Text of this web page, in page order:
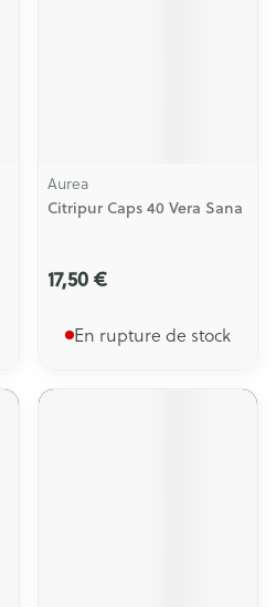
Aurea
Citripur Caps 40 Vera Sana
17,50 €
En rupture de stock